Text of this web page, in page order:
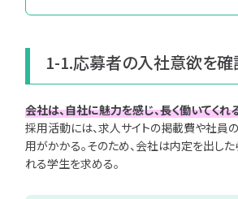
1-1.応募者の入社意欲を確
会社は、自社に魅力を感じ、長く働いてく
採用活動には、求人サイトの掲載費や社員
用がかかる。そのため、会社は内定を出した
れる学生を求める。